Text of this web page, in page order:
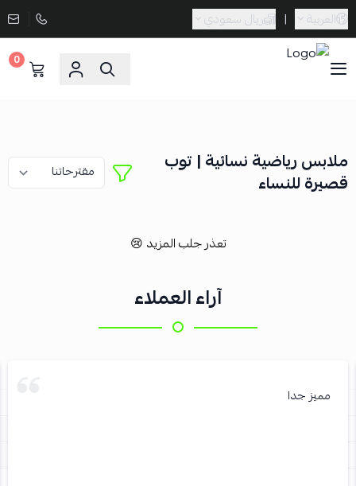
العربية | ريال سعودي
0
ملابس رياضية نسائية | توب
قصيرة للنساء
تعذر جلب المزيد 😢
آراء العملاء
مميز جدا